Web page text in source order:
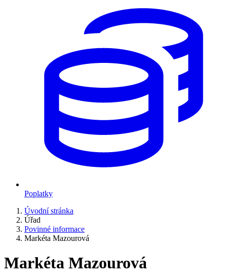
Poplatky
Úvodní stránka
Úřad
Povinné informace
Markéta Mazourová
Markéta Mazourová